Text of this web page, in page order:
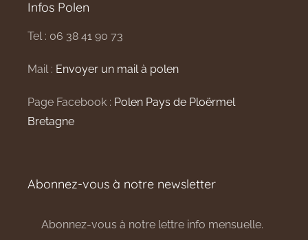
Infos Polen
Tel : 06 38 41 90 73
Mail : Envoyer un mail à polen
Page Facebook : Polen Pays de Ploërmel
Bretagne
Abonnez-vous à notre newsletter
Abonnez-vous à notre lettre info mensuelle.